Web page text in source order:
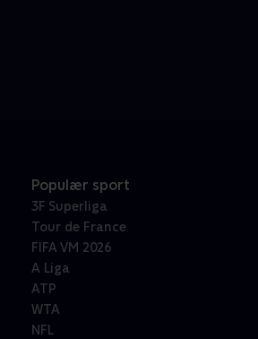
Populær sport
3F Superliga
Tour de France
FIFA VM 2026
A Liga
ATP
WTA
NFL